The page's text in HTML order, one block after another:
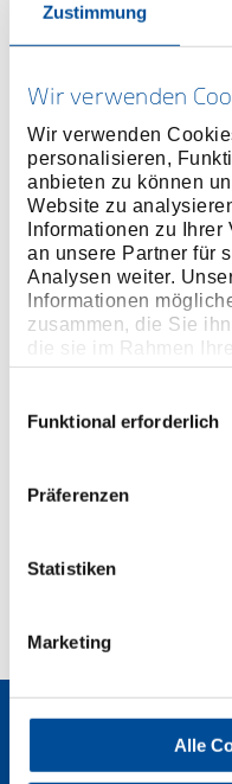
Zustimmung
Wir verwenden
Wir verwenden
personalisieren,
anbieten zu können
Website zu
Informationen zu Ihrer
an unsere Partner für
Analysen weiter.
Informationen
zusammen, die Sie
die sie im Rahmen
gesammelt haben.
Funktional erforderlich
Präferenzen
Statistiken
Marketing
Alle
Produktlinie
Für schwer
Chrom-Vanadium-